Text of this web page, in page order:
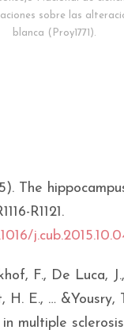
sobre las
blanca (Proy1771).
The
R1121.
F., De Luca,
H. E., … &Yousry,
multiple